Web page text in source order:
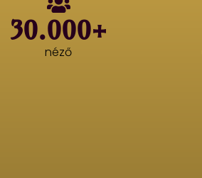
30.000+
néző